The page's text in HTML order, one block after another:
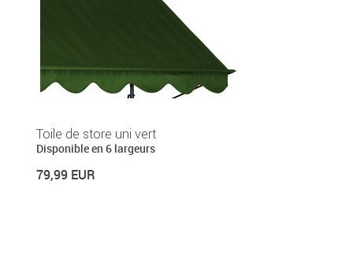
Toile de store uni vert
Disponible en 6 largeurs
79,99 EUR